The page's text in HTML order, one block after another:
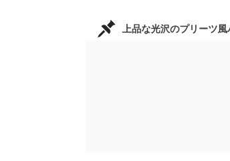
上品な光沢のプリーツ